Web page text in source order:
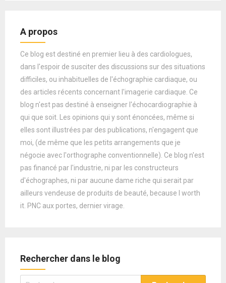
A propos
Ce blog est destiné en premier lieu à des cardiologues,
dans l'espoir de susciter des discussions sur des situations
difficiles, ou inhabituelles de l'échographie cardiaque, ou
des articles récents concernant l'imagerie cardiaque. Ce
blog n'est pas destiné à enseigner l'échocardiographie à
qui que soit. Les opinions qui y sont énoncées, même si
elles sont illustrées par des publications, n'engagent que
moi, (de même que les petits arrangements que je
négocie avec l'orthographe conventionnelle). Ce blog n'est
pas financé par l'industrie, ni par les constructeurs
d'échographes, ni par aucune dame riche qui serait par
ailleurs vendeuse de produits de beauté, because I worth
it. PNC aux portes, dernier virage.
Rechercher dans le blog
Rechercher :